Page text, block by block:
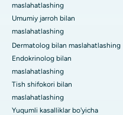
maslahatlashing
Umumiy jarroh bilan
maslahatlashing
Dermatolog bilan maslahatlashing
Endokrinolog bilan
maslahatlashing
Tish shifokori bilan
maslahatlashing
Yuqumli kasalliklar bo'yicha